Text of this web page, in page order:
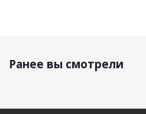
Ранее вы смотрели